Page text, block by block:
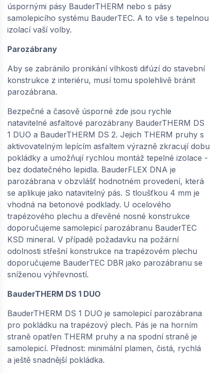
úspornými pásy BauderTHERM nebo s pásy
samolepicího systému BauderTEC. A to vše s tepelnou
izolací vaší volby.
Parozábrany
Aby se zabránilo pronikání vlhkosti difúzí do stavební
konstrukce z interiéru, musí tomu spolehlivě bránit
parozábrana.
Bezpečné a časově úsporné zde jsou rychle
natavitelné asfaltové parozábrany BauderTHERM DS
1 DUO a BauderTHERM DS 2. Jejich THERM pruhy s
aktivovatelným lepícím asfaltem výrazně zkracují dobu
pokládky a umožňují rychlou montáž tepelné izolace -
bez dodatečného lepidla. BauderFLEX DNA je
parozábrana v obzvlášť hodnotném provedení, která
se aplikuje jako natavitelný pás. S tloušťkou 4 mm je
vhodná na betonové podklady. U ocelového
trapézového plechu a dřevěné nosné konstrukce
doporučujeme samolepicí parozábranu BauderTEC
KSD mineral. V případě požadavku na požární
odolnosti střešní konstrukce na trapézovém plechu
doporučujeme BauderTEC DBR jako parozábranu se
sníženou výhřevností.
BauderTHERM DS 1 DUO
BauderTHERM DS 1 DUO je samolepicí parozábrana
pro pokládku na trapézový plech. Pás je na horním
straně opatřen THERM pruhy a na spodní straně je
samolepicí. Přednost: minimální plamen, čistá, rychlá
a ještě snadnější pokládka.